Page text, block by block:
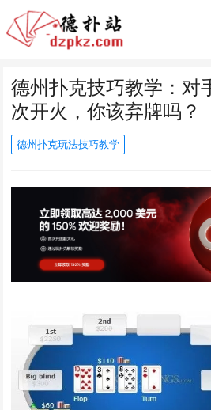
德州扑克技巧教学：对
次开火，你该弃牌吗？
德州扑克玩法技巧教学